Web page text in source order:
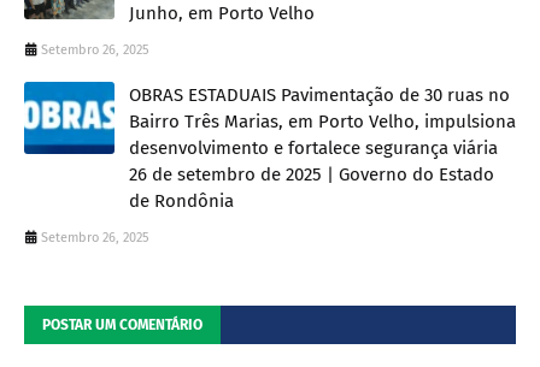
Junho, em Porto Velho
Setembro 26, 2025
OBRAS ESTADUAIS Pavimentação de 30 ruas no
Bairro Três Marias, em Porto Velho, impulsiona
desenvolvimento e fortalece segurança viária
26 de setembro de 2025 | Governo do Estado
de Rondônia
Setembro 26, 2025
POSTAR UM COMENTÁRIO